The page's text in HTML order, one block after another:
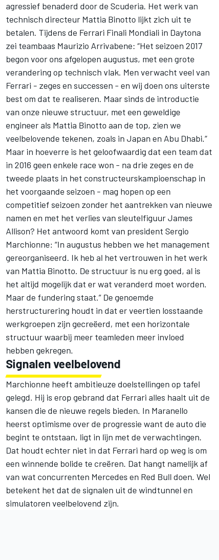
agressief benaderd door de Scuderia. Het werk van
technisch directeur Mattia Binotto lijkt zich uit te
betalen. Tijdens de Ferrari Finali Mondiali in Daytona
zei teambaas Maurizio Arrivabene: “Het seizoen 2017
begon voor ons afgelopen augustus, met een grote
verandering op technisch vlak. Men verwacht veel van
Ferrari - zeges en successen - en wij doen ons uiterste
best om dat te realiseren. Maar sinds de introductie
van onze nieuwe structuur, met een geweldige
engineer als Mattia Binotto aan de top, zien we
veelbelovende tekenen, zoals in Japan en Abu Dhabi.”
Maar in hoeverre is het geloofwaardig dat een team dat
in 2016 geen enkele race won - na drie zeges en de
tweede plaats in het constructeurskampioenschap in
het voorgaande seizoen - mag hopen op een
competitief seizoen zonder het aantrekken van nieuwe
namen en met het verlies van sleutelfiguur James
Allison? Het antwoord komt van president Sergio
Marchionne: “In augustus hebben we het management
gereorganiseerd. Ik heb al het vertrouwen in het werk
van Mattia Binotto. De structuur is nu erg goed, al is
het altijd mogelijk dat er wat veranderd moet worden.
Maar de fundering staat.” De genoemde
herstructurering houdt in dat er veertien losstaande
werkgroepen zijn gecreëerd, met een horizontale
structuur waarbij meer teamleden meer invloed
hebben gekregen.
Signalen veelbelovend
Marchionne heeft ambitieuze doelstellingen op tafel
gelegd. Hij is erop gebrand dat Ferrari alles haalt uit de
kansen die de nieuwe regels bieden. In Maranello
heerst optimisme over de progressie want de auto die
begint te ontstaan, ligt in lijn met de verwachtingen.
Dat houdt echter niet in dat Ferrari hard op weg is om
een winnende bolide te creëren. Dat hangt namelijk af
van wat concurrenten Mercedes en Red Bull doen. Wel
betekent het dat de signalen uit de windtunnel en
simulatoren veelbelovend zijn.